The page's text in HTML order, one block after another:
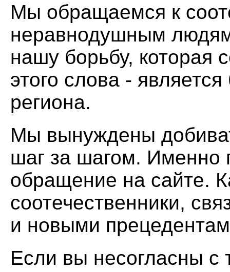
Мы обращаемся к
неравнодушным
нашу борьбу, которая
этого слова -
региона.
Мы вынуждены
шаг за шагом. Именно
обращение на сайте.
соотечественники,
и новыми
Если вы несогласны с